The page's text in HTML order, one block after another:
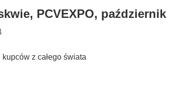
PCVEXPO, październik
z całego świata